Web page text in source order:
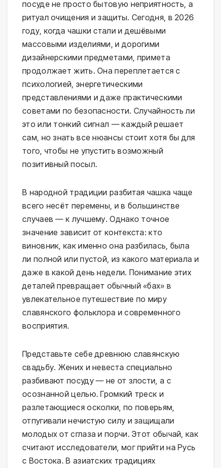
посуде не просто бытовую неприятность, а
ритуал очищения и защиты. Сегодня, в 2026
году, когда чашки стали и дешёвыми
массовыми изделиями, и дорогими
дизайнерскими предметами, примета
продолжает жить. Она переплетается с
психологией, энергетическими
представлениями и даже практическими
советами по безопасности. Случайность ли
это или тонкий сигнал — каждый решает
сам, но знать все нюансы стоит хотя бы для
того, чтобы не упустить возможный
позитивный посыл.
В народной традиции разбитая чашка чаще
всего несёт перемены, и в большинстве
случаев — к лучшему. Однако точное
значение зависит от контекста: кто
виновник, как именно она разбилась, была
ли полной или пустой, из какого материала и
даже в какой день недели. Понимание этих
деталей превращает обычный «бах» в
увлекательное путешествие по миру
славянского фольклора и современного
восприятия.
Представьте себе древнюю славянскую
свадьбу. Жених и невеста специально
разбивают посуду — не от злости, а с
осознанной целью. Громкий треск и
разлетающиеся осколки, по поверьям,
отпугивали нечистую силу и защищали
молодых от сглаза и порчи. Этот обычай, как
считают исследователи, мог прийти на Русь
с Востока. В азиатских традициях